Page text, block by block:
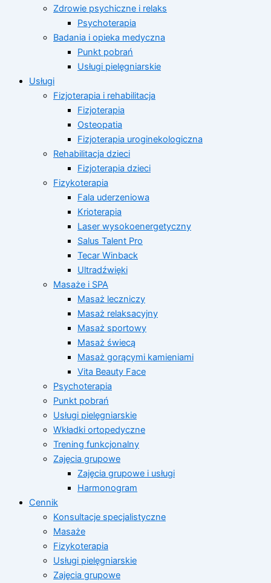
Zdrowie psychiczne i relaks
Psychoterapia
Badania i opieka medyczna
Punkt pobrań
Usługi pielęgniarskie
Usługi
Fizjoterapia i rehabilitacja
Fizjoterapia
Osteopatia
Fizjoterapia uroginekologiczna
Rehabilitacja dzieci
Fizjoterapia dzieci
Fizykoterapia
Fala uderzeniowa
Krioterapia
Laser wysokoenergetyczny
Salus Talent Pro
Tecar Winback
Ultradźwięki
Masaże i SPA
Masaż leczniczy
Masaż relaksacyjny
Masaż sportowy
Masaż świecą
Masaż gorącymi kamieniami
Vita Beauty Face
Psychoterapia
Punkt pobrań
Usługi pielęgniarskie
Wkładki ortopedyczne
Trening funkcjonalny
Zajęcia grupowe
Zajęcia grupowe i usługi
Harmonogram
Cennik
Konsultacje specjalistyczne
Masaże
Fizykoterapia
Usługi pielęgniarskie
Zajęcia grupowe